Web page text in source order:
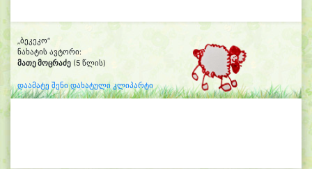
„ბეკეკო“
ნახატის ავტორი:
მათე მოცრაძე (5 წლის)
დაამატე შენი დახატული კლიპარტი